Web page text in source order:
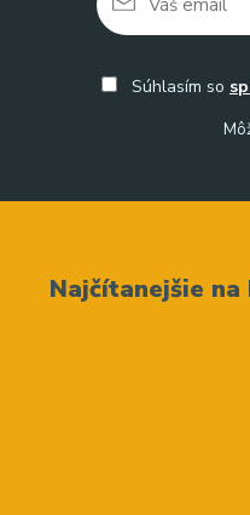
Súhlasím so
Najčítanejšie na